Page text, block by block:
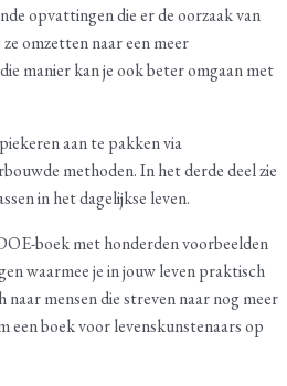
opvattingen die er de oorzaak van
omzetten naar een meer
manier kan je ook beter omgaan met
aan te pakken via
methoden. In het derde deel zie
in het dagelijkse leven.
boek met honderden voorbeelden
waarmee je in jouw leven praktisch
mensen die streven naar nog meer
een boek voor levenskunstenaars op